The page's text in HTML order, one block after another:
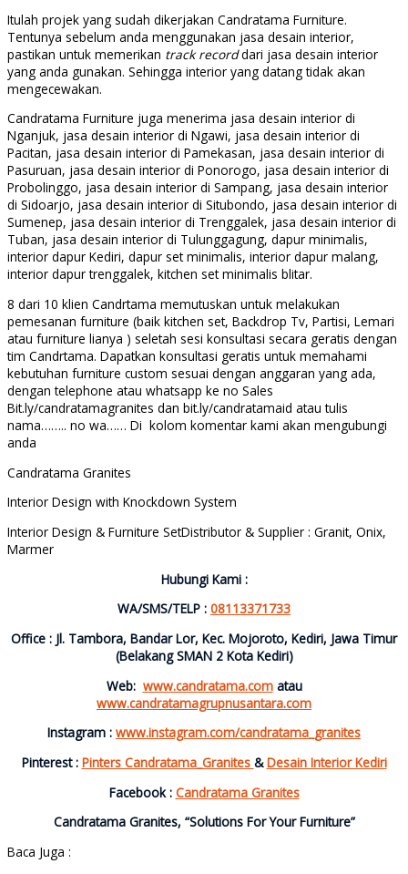
Itulah projek yang sudah dikerjakan Candratama Furniture.
Tentunya sebelum anda menggunakan jasa desain interior,
pastikan untuk memerikan track recorddari jasa desain interior
yang anda gunakan. Sehingga interior yang datang tidak akan
mengecewakan.
Candratama Furniture juga menerima jasa desain interior di
Nganjuk, jasa desain interior di Ngawi, jasa desain interior di
Pacitan, jasa desain interior di Pamekasan, jasa desain interior di
Pasuruan, jasa desain interior di Ponorogo, jasa desain interior di
Probolinggo, jasa desain interior di Sampang, jasa desain interior
di Sidoarjo, jasa desain interior di Situbondo, jasa desain interior di
Sumenep, jasa desain interior di Trenggalek, jasa desain interior di
Tuban, jasa desain interior di Tulunggagung, dapur minimalis,
interior dapur Kediri, dapur set minimalis, interior dapur malang,
interior dapur trenggalek, kitchen set minimalis blitar.
8 dari 10 klien Candrtama memutuskan untuk melakukan
pemesanan furniture (baik kitchen set, Backdrop Tv, Partisi, Lemari
atau furniture lianya ) seletah sesi konsultasi secara geratis dengan
tim Candrtama. Dapatkan konsultasi geratis untuk memahami
kebutuhan furniture custom sesuai dengan anggaran yang ada,
dengan telephone atau whatsapp ke no Sales
Bit.ly/candratamagranites dan bit.ly/candratamaid atau tulis
nama…….. no wa…… Di kolom komentar kami akan mengubungi
anda
Candratama Granites
Interior Design with Knockdown System
Interior Design & Furniture SetDistributor & Supplier : Granit, Onix,
Marmer
Hubungi Kami :
WA/SMS/TELP : 08113371733
Office : Jl. Tambora, Bandar Lor, Kec. Mojoroto, Kediri, Jawa Timur
(Belakang SMAN 2 Kota Kediri)
Web: www.candratama.com atau
www.candratamagrupnusantara.com
Instagram : www.instagram.com/candratama_granites
Pinterest : Pinters Candratama_Granites &Desain Interior Kediri
Facebook : Candratama Granites
Candratama Granites, “Solutions For Your Furniture”
Baca Juga :